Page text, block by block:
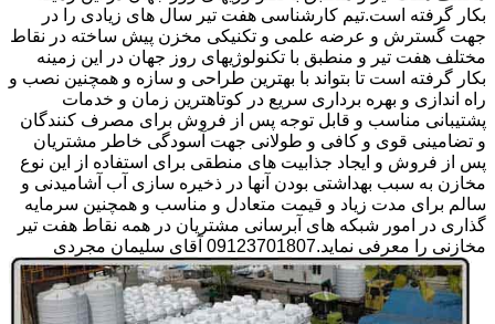
بکار گرفته است.تیم کارشناسی هفت تیر سال های زیادی را در
جهت گسترش و عرضه علمی و تکنیکی مخزن پیش ساخته در نقاط
مختلف هفت تیر و منطبق با تکنولوژیهای روز جهان در این زمینه
بکار گرفته است تا بتواند با بهترین طراحی و سازه و همچنین نصب و
راه اندازی و بهره برداری سریع در کوتاهترین زمان و خدمات
پشتیبانی مناسب و قابل توجه پس از فروش برای مصرف کنندگان
و تضامینی قوی و کافی و طولانی جهت آسودگی خاطر مشتریان
پس از فروش و ایجاد جذابیت های منطقی برای استفاده از این نوع
مخازن به سبب بهداشتی بودن آنها در ذخیره سازی آب آشامیدنی و
سالم برای مدت زیاد و قیمت متعادل و مناسب و همچنین سرمایه
گذاری در امور شبکه های آبرسانی مشتریان در همه نقاط هفت تیر
مخازنی را معرفی نماید.09123701807 آقای سلیمان مجردی